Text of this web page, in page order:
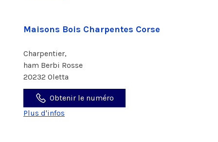
Maisons Bois Charpentes Corse
Charpentier,
ham Berbi Rosse
20232 Oletta
Obtenir le numéro
Plus d'infos